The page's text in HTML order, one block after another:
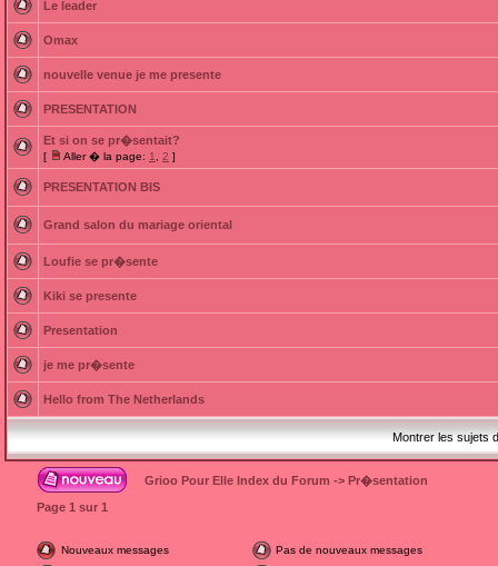
Le leader
Omax
nouvelle venue je me presente
PRESENTATION
Et si on se pr�sentait?
[ Aller � la page: 1 2 ]
PRESENTATION BIS
Grand salon du mariage oriental
Loufie se pr�sente
Kiki se presente
Presentation
je me pr�sente
Hello from The Netherlands
Montrer les sujets
Grioo Pour Elle Index du Forum -> Pr�sentation
Page 1 sur 1
Nouveaux messages
Pas de nouveaux messages